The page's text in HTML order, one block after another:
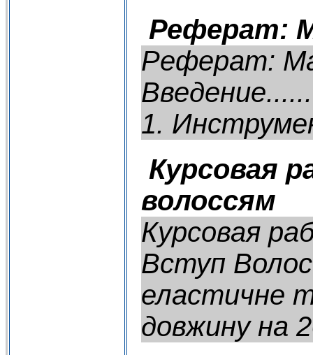
Реферат:
Реферат:
1.
Курсовая
волоссям
Курсовая
Вступ
еластичне
довжину на